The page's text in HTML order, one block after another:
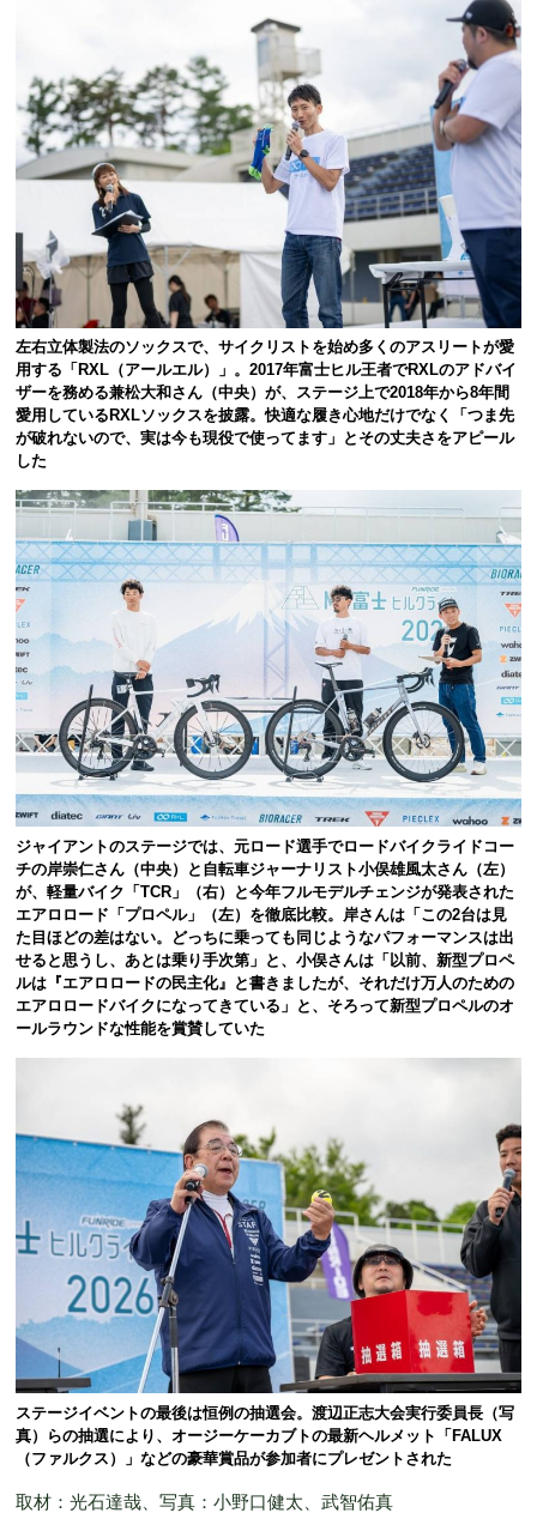
左右立体製法のソックスで、サイクリストを始め多くのアスリートが愛
用する「RXL（アールエル）」。2017年富士ヒル王者でRXLのアドバイ
ザーを務める兼松大和さん（中央）が、ステージ上で2018年から8年間
愛用しているRXLソックスを披露。快適な履き心地だけでなく「つま先
が破れないので、実は今も現役で使ってます」とその丈夫さをアピール
した
ジャイアントのステージでは、元ロード選手でロードバイクライドコー
チの岸崇仁さん（中央）と自転車ジャーナリスト小俣雄風太さん（左）
が、軽量バイク「TCR」（右）と今年フルモデルチェンジが発表された
エアロロード「プロペル」（左）を徹底比較。岸さんは「この2台は見
た目ほどの差はない。どっちに乗っても同じようなパフォーマンスは出
せると思うし、あとは乗り手次第」と、小俣さんは「以前、新型プロペ
ルは『エアロロードの民主化』と書きましたが、それだけ万人のための
エアロロードバイクになってきている」と、そろって新型プロペルのオ
ールラウンドな性能を賞賛していた
ステージイベントの最後は恒例の抽選会。渡辺正志大会実行委員長（写
真）らの抽選により、オージーケーカブトの最新ヘルメット「FALUX
（ファルクス）」などの豪華賞品が参加者にプレゼントされた
取材：光石達哉、写真：小野口健太、武智佑真